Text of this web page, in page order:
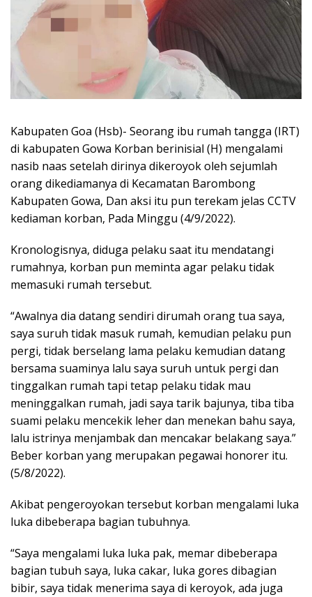
Kabupaten Goa (Hsb)- Seorang ibu rumah tangga (IRT)
di kabupaten Gowa Korban berinisial (H) mengalami
nasib naas setelah dirinya dikeroyok oleh sejumlah
orang dikediamanya di Kecamatan Barombong
Kabupaten Gowa, Dan aksi itu pun terekam jelas CCTV
kediaman korban, Pada Minggu (4/9/2022).
Kronologisnya, diduga pelaku saat itu mendatangi
rumahnya, korban pun meminta agar pelaku tidak
memasuki rumah tersebut.
“Awalnya dia datang sendiri dirumah orang tua saya,
saya suruh tidak masuk rumah, kemudian pelaku pun
pergi, tidak berselang lama pelaku kemudian datang
bersama suaminya lalu saya suruh untuk pergi dan
tinggalkan rumah tapi tetap pelaku tidak mau
meninggalkan rumah, jadi saya tarik bajunya, tiba tiba
suami pelaku mencekik leher dan menekan bahu saya,
lalu istrinya menjambak dan mencakar belakang saya.”
Beber korban yang merupakan pegawai honorer itu.
(5/8/2022).
Akibat pengeroyokan tersebut korban mengalami luka
luka dibeberapa bagian tubuhnya.
“Saya mengalami luka luka pak, memar dibeberapa
bagian tubuh saya, luka cakar, luka gores dibagian
bibir, saya tidak menerima saya di keroyok, ada juga